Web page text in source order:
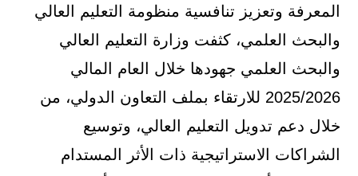
المعرفة وتعزيز تنافسية منظومة التعليم العالي
والبحث العلمي، كثفت وزارة التعليم العالي
والبحث العلمي جهودها خلال العام المالي
2025/2026 للارتقاء بملف التعاون الدولي، من
خلال دعم تدويل التعليم العالي، وتوسيع
الشراكات الاستراتيجية ذات الأثر المستدام